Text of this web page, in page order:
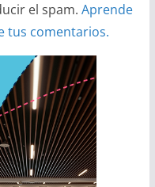
el spam. Aprende
tus comentarios.